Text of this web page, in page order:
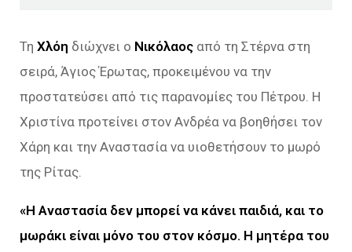
Τη Χλόη διώχνει ο Νικόλαος από τη Στέρνα στη
σειρά, Άγιος Έρωτας, προκειμένου να την
προστατεύσει από τις παρανομίες του Πέτρου. Η
Χριστίνα προτείνει στον Ανδρέα να βοηθήσει τον
Χάρη και την Αναστασία να υιοθετήσουν το μωρό
της Ρίτας.
«Η Αναστασία δεν μπορεί να κάνει παιδιά, και το
μωράκι είναι μόνο του στον κόσμο. Η μητέρα του